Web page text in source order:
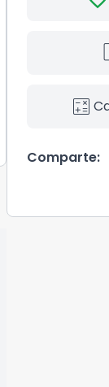
calculate
Comparte: